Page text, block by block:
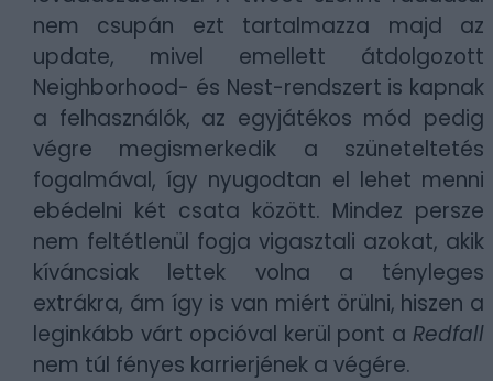
nem csupán ezt tartalmazza majd az
update, mivel emellett átdolgozott
Neighborhood- és Nest-rendszert is kapnak
a felhasználók, az egyjátékos mód pedig
végre megismerkedik a szüneteltetés
fogalmával, így nyugodtan el lehet menni
ebédelni két csata között. Mindez persze
nem feltétlenül fogja vigasztali azokat, akik
kíváncsiak lettek volna a tényleges
extrákra, ám így is van miért örülni, hiszen a
leginkább várt opcióval kerül pont a Redfall
nem túl fényes karrierjének a végére.